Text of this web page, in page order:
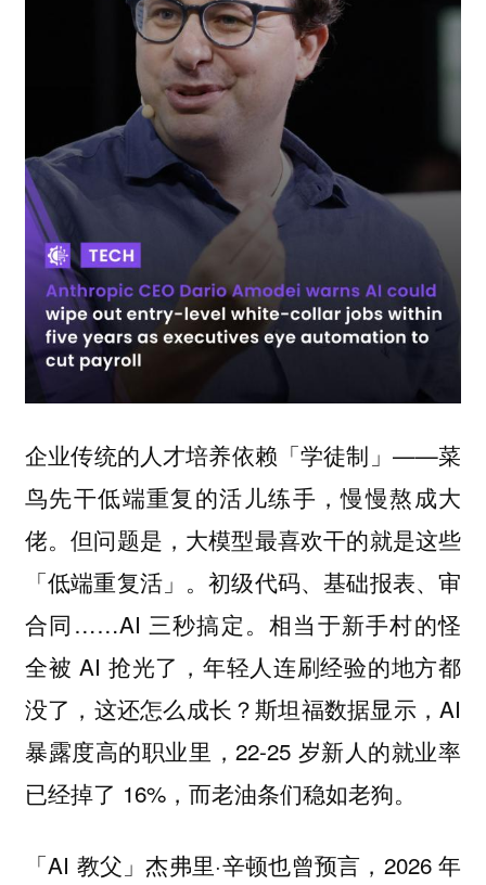
企业传统的人才培养依赖「学徒制」——菜
鸟先干低端重复的活儿练手，慢慢熬成大
佬。但问题是，大模型最喜欢干的就是这些
「低端重复活」。初级代码、基础报表、审
合同……AI 三秒搞定。相当于新手村的怪
全被 AI 抢光了，年轻人连刷经验的地方都
没了，这还怎么成长？斯坦福数据显示，AI
暴露度高的职业里，22-25 岁新人的就业率
已经掉了 16%，而老油条们稳如老狗。
「AI 教父」杰弗里·辛顿也曾预言，2026 年